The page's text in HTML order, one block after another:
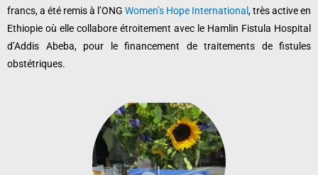
francs, a été remis à l’ONG Women’s Hope International , très active en
Ethiopie où elle collabore étroitement avec le Hamlin Fistula Hospital
d’Addis Abeba, pour le financement de traitements de fistules
obstétriques.